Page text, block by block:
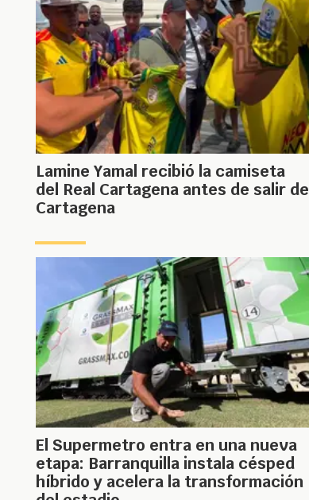
Lamine Yamal recibió la camiseta
del Real Cartagena antes de salir de
Cartagena
El Supermetro entra en una nueva
etapa: Barranquilla instala césped
híbrido y acelera la transformación